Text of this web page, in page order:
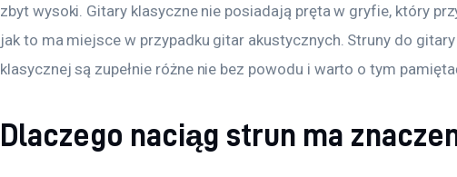
zbyt wysoki. Gitary klasyczne nie posiadają pręta w gryfie, który
jak to ma miejsce w przypadku gitar akustycznych. Struny do
klasycznej są zupełnie różne nie bez powodu i warto o tym
Dlaczego naciąg strun ma